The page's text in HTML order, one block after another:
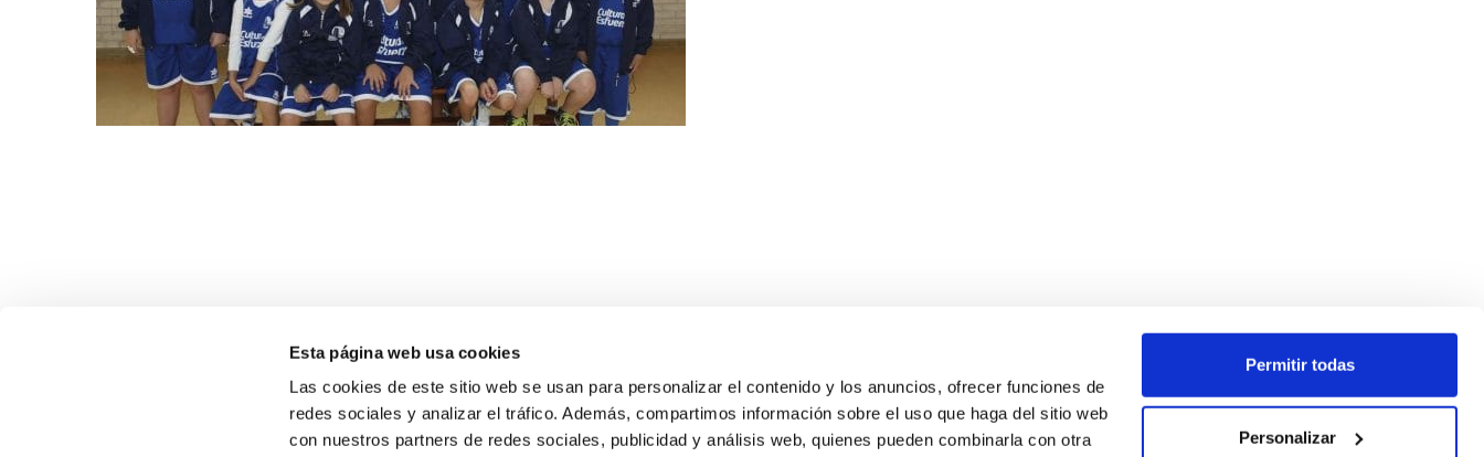
Esta página web usa cookies
Las cookies de este sitio web se usan para personalizar el contenido y los anuncios, ofrecer funciones de
redes sociales y analizar el tráfico. Además, compartimos información sobre el uso que haga del sitio web
con nuestros partners de redes sociales, publicidad y análisis web, quienes pueden combinarla con otra
Permitir todas
Personalizar